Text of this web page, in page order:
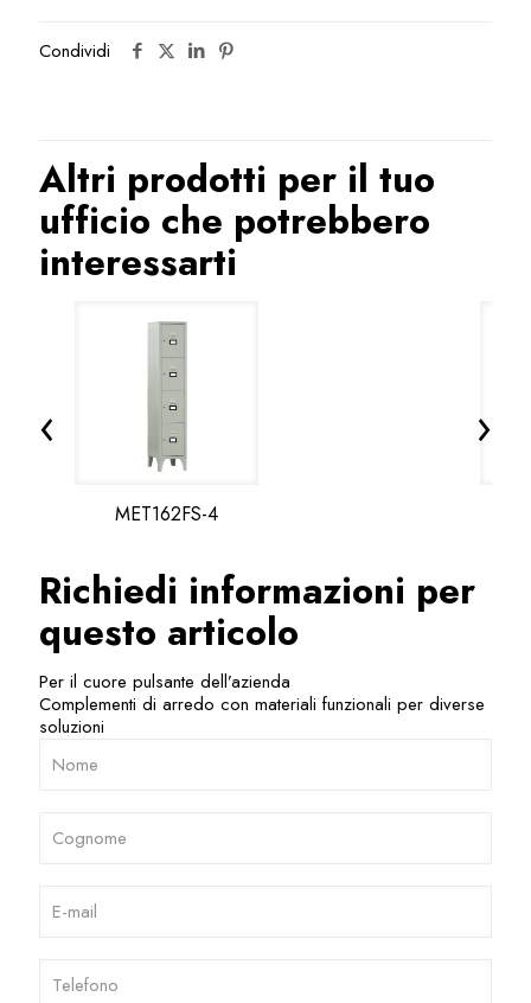
Condividi
Altri prodotti per il tuo
ufficio che potrebbero
interessarti
MET162FS-4
‹ ›
Richiedi informazioni per
questo articolo
Per il cuore pulsante dell’azienda
Complementi di arredo con materiali funzionali per diverse
soluzioni